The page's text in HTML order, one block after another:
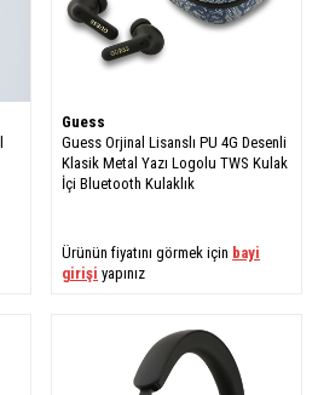
Guess
Guess Orjinal Lisanslı PU 4G Desenli
Klasik Metal Yazı Logolu TWS Kulak
İçi Bluetooth Kulaklık
Ürünün fiyatını görmek için bayi
girişi yapınız